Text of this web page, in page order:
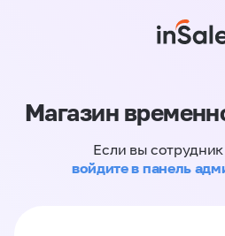
Магазин
Если вы
войдите в панель